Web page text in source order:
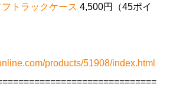
トラックケース 4,500円（45ポイ
products/51908/index.html